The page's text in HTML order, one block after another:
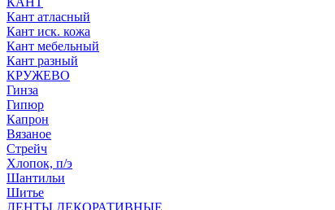
Кант атласный
Кант иск. кожа
Кант мебельный
Кант разный
КРУЖЕВО
Гинза
Гипюр
Капрон
Вязаное
Стрейч
Хлопок, п/э
Шантильи
Шитье
ЛЕНТЫ ДЕКОРАТИВНЫЕ